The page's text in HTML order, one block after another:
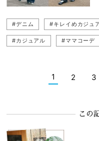
#デニム #キレイめカジュ
#カジュアル #ママコーデ
1 2 3
この